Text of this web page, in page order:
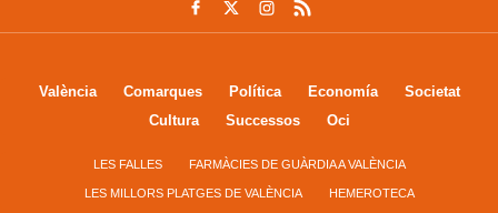
València Comarques Política Economía
Societat
Cultura
Successos Oci
LES FALLES FARMÀCIES DE GUÀRDIA A VALÈNCIA
LES MILLORS PLATGES DE VALÈNCIA HEMEROTECA